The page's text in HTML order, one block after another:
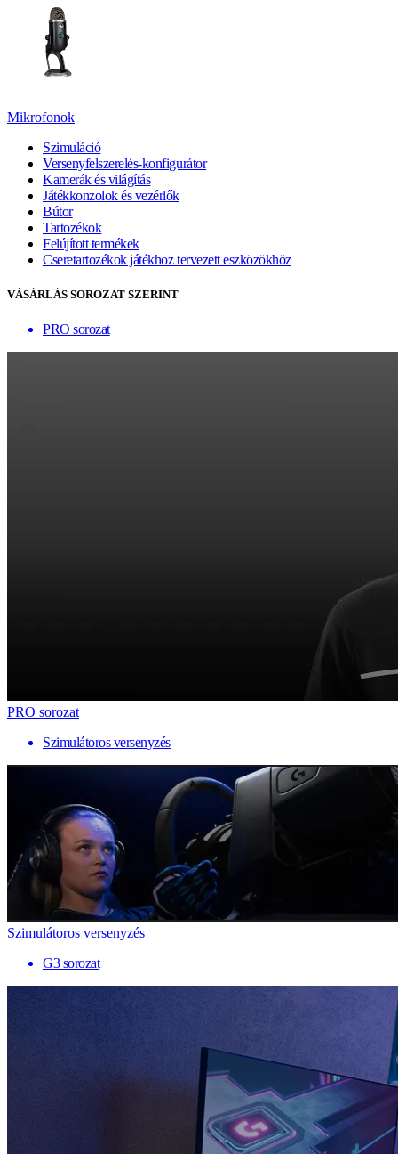
Mikrofonok
Szimuláció
Versenyfelszerelés-konfigurátor
Kamerák és világítás
Játékkonzolok és vezérlők
Bútor
Tartozékok
Felújított termékek
Cseretartozékok játékhoz tervezett eszközökhöz
VÁSÁRLÁS SOROZAT SZERINT
PRO sorozat
PRO sorozat
Szimulátoros versenyzés
Szimulátoros versenyzés
G3 sorozat